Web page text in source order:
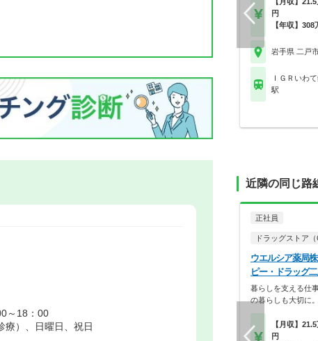
～18：00
療）、日曜日、祝日
円
【年収】
岩手県 二戸
ＩＧＲいわ
駅
近隣の同じ路
正社員
ドラッグストア（
ウエルシア薬局
ピー・ドラッグ
暮らしを支える仕
の暮らしも大切に
【月収】
円